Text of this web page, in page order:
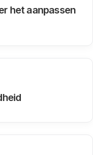
het aanpassen